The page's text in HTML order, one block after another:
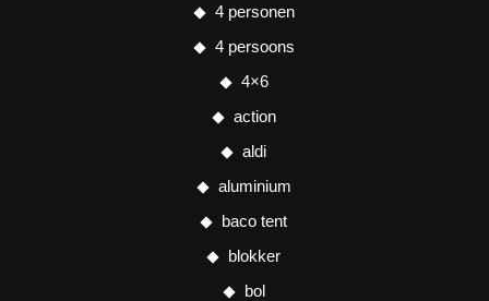
4 personen
4 persoons
4×6
action
aldi
aluminium
baco tent
blokker
bol